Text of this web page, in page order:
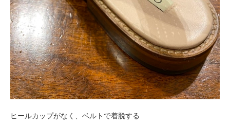
ヒールカップがなく、ベルトで着脱する